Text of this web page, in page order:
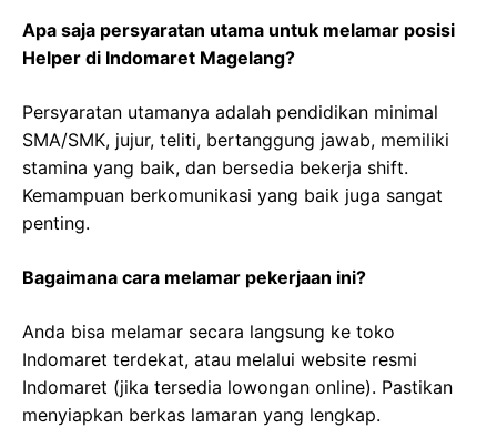
Apa saja persyaratan utama untuk melamar posisi
Helper di Indomaret Magelang?
Persyaratan utamanya adalah pendidikan minimal
SMA/SMK, jujur, teliti, bertanggung jawab, memiliki
stamina yang baik, dan bersedia bekerja shift.
Kemampuan berkomunikasi yang baik juga sangat
penting.
Bagaimana cara melamar pekerjaan ini?
Anda bisa melamar secara langsung ke toko
Indomaret terdekat, atau melalui website resmi
Indomaret (jika tersedia lowongan online). Pastikan
menyiapkan berkas lamaran yang lengkap.